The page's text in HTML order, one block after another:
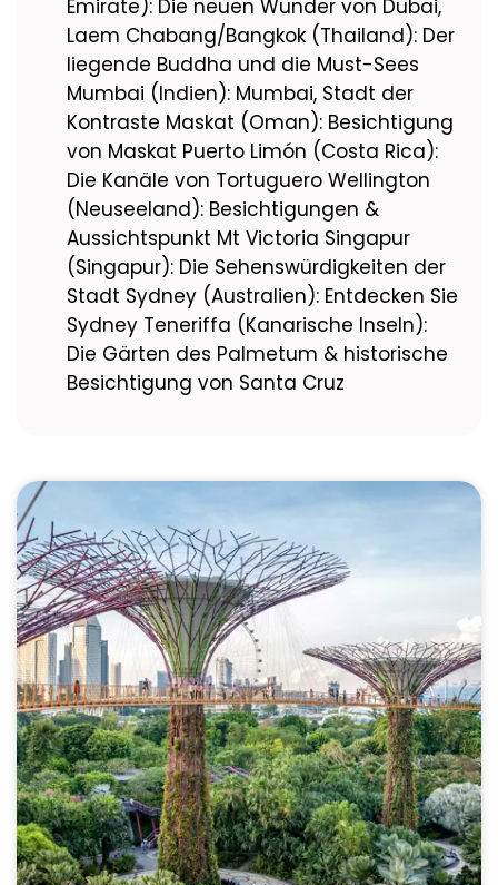
Emirate): Die neuen Wunder von Dubai,
Laem Chabang/Bangkok (Thailand): Der
liegende Buddha und die Must-Sees
Mumbai (Indien): Mumbai, Stadt der
Kontraste Maskat (Oman): Besichtigung
von Maskat Puerto Limón (Costa Rica):
Die Kanäle von Tortuguero Wellington
(Neuseeland): Besichtigungen &
Aussichtspunkt Mt Victoria Singapur
(Singapur): Die Sehenswürdigkeiten der
Stadt Sydney (Australien): Entdecken Sie
Sydney Teneriffa (Kanarische Inseln):
Die Gärten des Palmetum & historische
Besichtigung von Santa Cruz